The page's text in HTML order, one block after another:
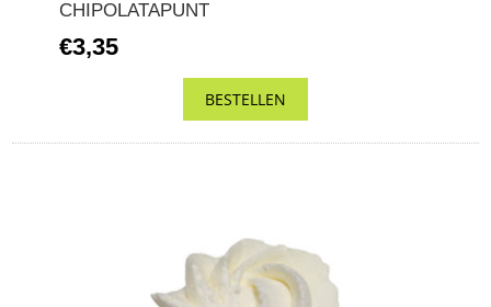
CHIPOLATAPUNT
€3,35